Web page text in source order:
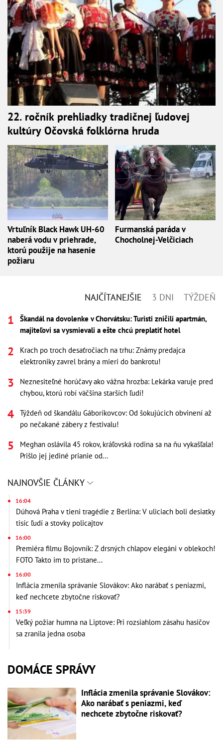
22. ročník prehliadky tradičnej ľudovej
kultúry Očovská folklórna hruda
Vrtuľník Black Hawk UH-60
naberá vodu v priehrade,
ktorú použije na hasenie
požiaru
Furmanská paráda v
Chocholnej-Velčiciach
NAJČÍTANEJŠIE 3 DNI TÝŽDEŇ
Škandál na dovolenke v Chorvátsku: Turisti zničili apartmán,
majiteľovi sa vysmievali a ešte chcú preplatiť hotel
Krach po troch desaťročiach na trhu: Známy predajca
elektroniky zavrel brány a mieri do bankrotu!
Neznesiteľné horúčavy ako vážna hrozba: Lekárka varuje pred
chybou, ktorú robí väčšina starších ľudí!
Týždeň od škandálu Gáboríkovcov: Od šokujúcich obvinení až
po nečakané zábery z festivalu!
Meghan oslávila 45 rokov, kráľovská rodina sa na ňu vykašľala!
Prišlo jej jediné prianie od...
NAJNOVŠIE ČLÁNKY
16:04
Dúhová Praha v tieni tragédie z Berlína: V uliciach boli desiatky
tisíc ľudí a stovky policajtov
16:00
Premiéra filmu Bojovník: Z drsných chlapov elegáni v oblekoch!
FOTO Takto im to pristane...
16:00
Inflácia zmenila správanie Slovákov: Ako narábať s peniazmi,
keď nechcete zbytočne riskovať?
15:39
Veľký požiar humna na Liptove: Pri rozsiahlom zásahu hasičov
sa zranila jedna osoba
DOMÁCE SPRÁVY
Inflácia zmenila správanie Slovákov:
Ako narábať s peniazmi, keď
nechcete zbytočne riskovať?